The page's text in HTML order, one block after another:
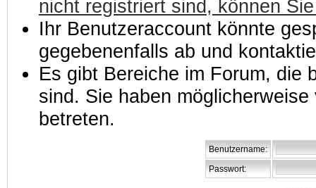
nicht registriert sind, können
Ihr Benutzeraccount könnte
gegebenenfalls ab und
Es gibt Bereiche im Forum, die
sind. Sie haben
betreten.
Benutzername:
Passwort: